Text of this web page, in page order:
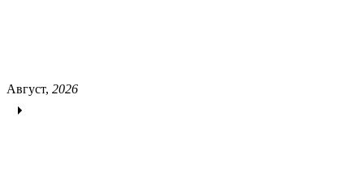
Август, 2026